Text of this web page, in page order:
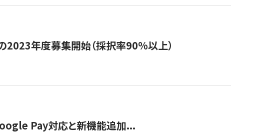
2023年度募集開始（採択率90%以上）
Pay対応と新機能追加...